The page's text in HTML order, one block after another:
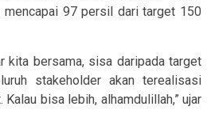
97 persil dari target 150
kita bersama, sisa daripada target
stakeholder akan terealisasi
bisa lebih, alhamdulillah,” ujar